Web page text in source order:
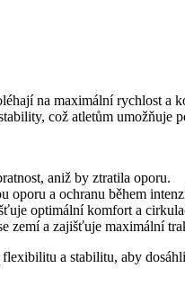
na maximální rychlost
což atletům umožňuje
aniž by ztratila oporu.
oporu a ochranu během
optimální komfort a
zemí a zajišťuje maximální
a stabilitu, aby